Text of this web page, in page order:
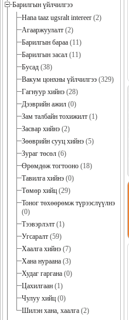
Барилгын үйлчилгээ
Hana taaz ugsralt intereer (2)
Агааржуулалт (2)
Барилгын бараа (11)
Барилгын засал (11)
Бусад (38)
Вакум цонхны үйлчилгээ (329)
Гагнуур хийнэ (28)
Дээврийн ажил (0)
Зам талбайн тохижилт (1)
Засвар хийнэ (2)
Зөөврийн сууц хийнэ (5)
Зураг төсөл (6)
Өрөмдөж тогтооно (18)
Тавилга хийнэ (0)
Төмөр хийц (29)
Тоног төхөөрөмж түрээслүүлнэ
(0)
Тээвэрлэлт (1)
Угсаралт (59)
Хаалга хийнэ (7)
Хана нураана (3)
Худаг гаргана (0)
Цахилгаан (1)
Чулуу хийц (0)
Шилэн хана, хаалга (2)